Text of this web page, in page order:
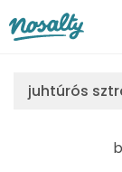
juhtúrós